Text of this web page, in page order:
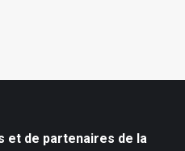
et de partenaires de la